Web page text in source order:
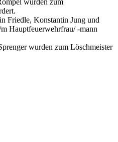
Friedle, Konstantin Jung und
Hauptfeuerwehrfrau/ -mann
wurden zum Löschmeister